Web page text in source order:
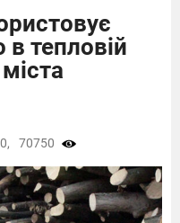
в тепловій
70750